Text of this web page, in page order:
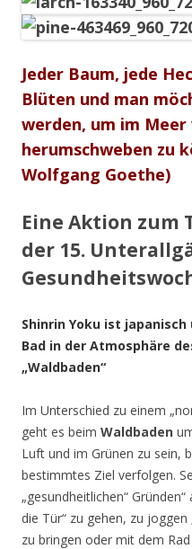
Jeder Baum, jede
Blüten und man
werden, um im Meer
herumschweben zu
Wolfgang Goethe)
Eine Aktion zum
der 15.
Shinrin Yoku ist
Bad in der Atmosphäre
„Waldbaden“
Im Unterschied zu einem
geht es beim Waldbaden
Luft und im Grünen zu sein,
bestimmtes Ziel verfolgen.
„gesundheitlichen“
die Tür“ zu gehen, zu
zu bringen oder mit dem